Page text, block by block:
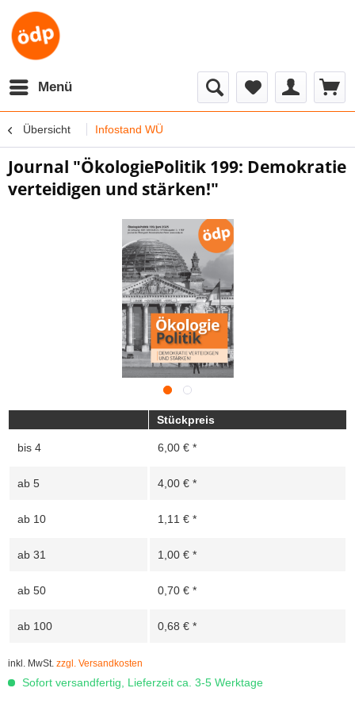
Menü
Übersicht Infostand WÜ
Journal "ÖkologiePolitik 199: Demokratie
verteidigen und stärken!"
Stückpreis
bis 4 6,00 € *
ab 5 4,00 € *
ab 10 1,11 € *
ab 31 1,00 € *
ab 50 0,70 € *
ab 100 0,68 € *
inkl. MwSt. zzgl. Versandkosten
Sofort versandfertig, Lieferzeit ca. 3-5 Werktage